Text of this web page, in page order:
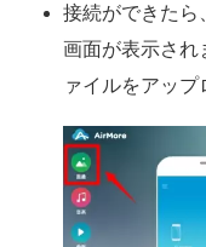
接続ができたら
画面が表示され
ァイルをアップ